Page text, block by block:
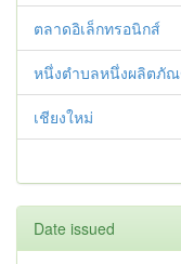
ตลาดอิเล็กทรอนิกส์
หนึ่งตำบลหนึ่งผลิตภั
เชียงใหม่
Date issued